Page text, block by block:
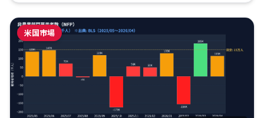
米国市場